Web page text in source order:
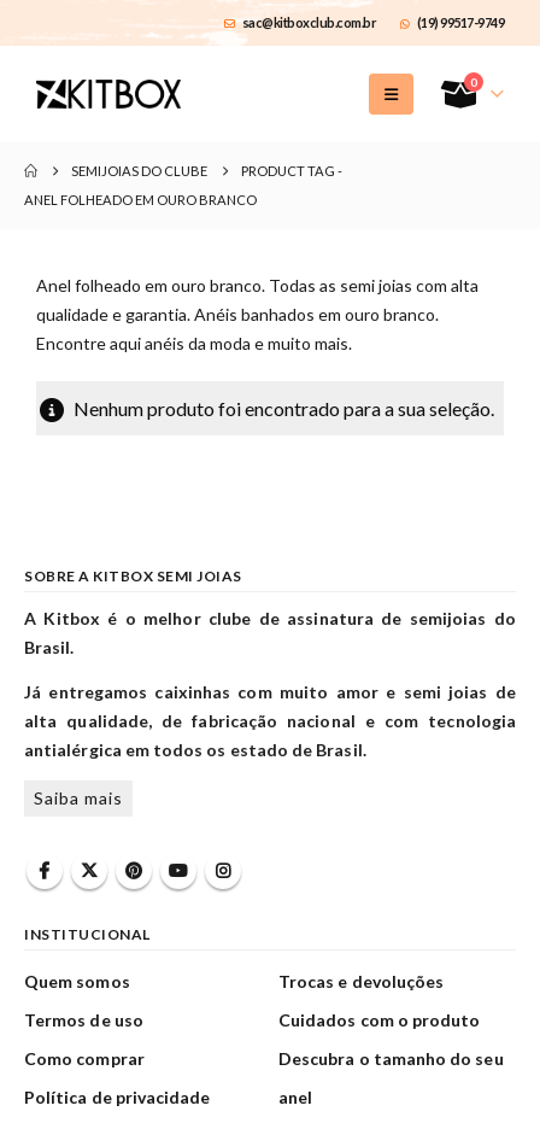
sac@kitboxclub.com.br (19) 99517-9749
0
SEMIJOIAS DO CLUBE
PRODUCT TAG -
ANEL FOLHEADO EM OURO BRANCO
Anel folheado em ouro branco. Todas as semi joias com alta
qualidade e garantia. Anéis banhados em ouro branco.
Encontre aqui anéis da moda e muito mais.
Nenhum produto foi encontrado para a sua seleção.
SOBRE A KITBOX SEMI JOIAS
A Kitbox é o melhor clube de assinatura de semijoias do
Brasil.
Já entregamos caixinhas com muito amor e semi joias de
alta qualidade, de fabricação nacional e com tecnologia
antialérgica em todos os estado de Brasil.
Saiba mais
INSTITUCIONAL
Quem somos
Termos de uso
Como comprar
Política de privacidade
Trocas e devoluções
Cuidados com o produto
Descubra o tamanho do seu
anel